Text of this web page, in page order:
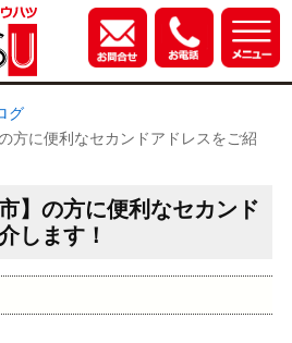
グ
方に便利なセカンドアドレスをご紹
】の方に便利なセカンド
します！